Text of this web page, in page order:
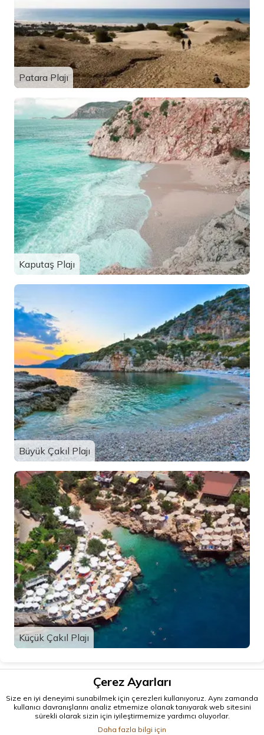
Patara Plajı
Kaputaş Plajı
Büyük Çakıl Plajı
Küçük Çakıl Plajı
Çerez Ayarları
Size en iyi deneyimi sunabilmek için çerezleri kullanıyoruz. Aynı zamanda
kullanıcı davranışlarını analiz etmemize olanak tanıyarak web sitesini
sürekli olarak sizin için iyileştirmemize yardımcı oluyorlar.
Daha fazla bilgi için